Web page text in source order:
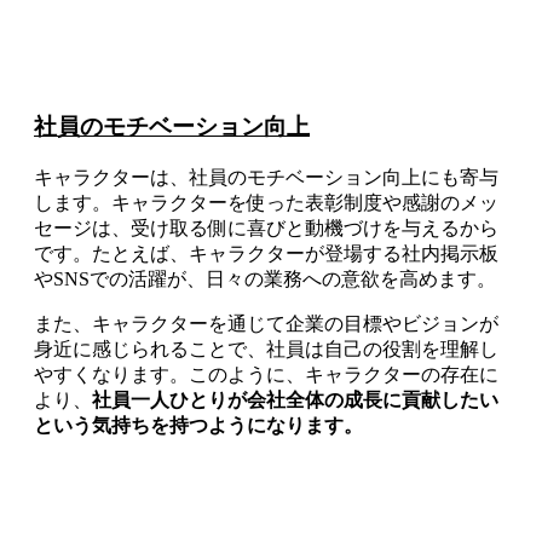
社員のモチベーション向上
キャラクターは、社員のモチベーション向上にも寄与
します。キャラクターを使った表彰制度や感謝のメッ
セージは、受け取る側に喜びと動機づけを与えるから
です。たとえば、キャラクターが登場する社内掲示板
やSNSでの活躍が、日々の業務への意欲を高めます。
また、キャラクターを通じて企業の目標やビジョンが
身近に感じられることで、社員は自己の役割を理解し
やすくなります。このように、キャラクターの存在に
より、 社員一人ひとりが会社全体の成長に貢献したい
という気持ちを持つようになります。